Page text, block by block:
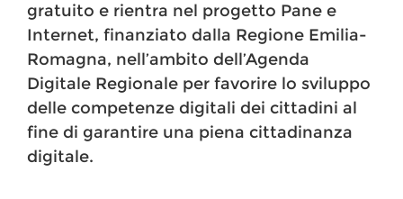
gratuito e rientra nel progetto Pane e
Internet, finanziato dalla Regione Emilia-
Romagna, nell’ambito dell’Agenda
Digitale Regionale per favorire lo sviluppo
delle competenze digitali dei cittadini al
fine di garantire una piena cittadinanza
digitale.